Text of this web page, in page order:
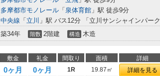
多摩都市モノレール 「 泉体育館 」駅 徒歩9分
中央線 「 立川 」駅 バス12分 「立川サンシャインパー
築34年 階数 2階建 構造 木造
敷金 礼金 間取り 面積 詳細
0ヶ月 0ヶ月 1R 19.87㎡ 詳細を見る